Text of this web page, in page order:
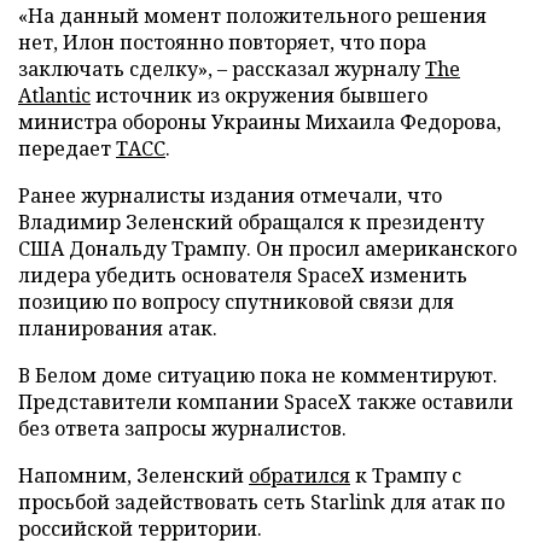
«На данный момент положительного решения
нет, Илон постоянно повторяет, что пора
заключать сделку», – рассказал журналуThe
Atlanticисточник из окружения бывшего
министра обороны Украины Михаила Федорова,
передаетТАСС.
Ранее журналисты издания отмечали, что
Владимир Зеленский обращался к президенту
США Дональду Трампу. Он просил американского
лидера убедить основателя SpaceX изменить
позицию по вопросу спутниковой связи для
планирования атак.
В Белом доме ситуацию пока не комментируют.
Представители компании SpaceX также оставили
без ответа запросы журналистов.
Напомним, Зеленский обратилсяк Трампу с
просьбой задействовать сеть Starlink для атак по
российской территории.